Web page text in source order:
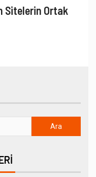
Sitelerin Ortak